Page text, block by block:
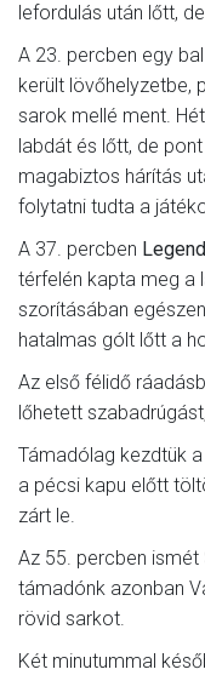
lefordulás után lőtt,
A 23. percben egy
került lövőhelyzetbe,
sarok mellé ment.
labdát és lőtt, de
magabiztos hárítás
folytatni tudta a
A 37. percben
térfelén kapta meg a
szorításában
hatalmas gólt lőtt a
Az első félidő
lőhetett
Támadólag kezdtük
a pécsi kapu előtt
zárt le.
Az 55. percben
támadónk azonban
rövid sarkot.
Két minutummal